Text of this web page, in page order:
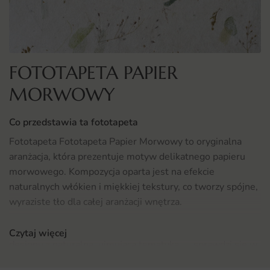
FOTOTAPETA PAPIER
MORWOWY
Co przedstawia ta fototapeta
Fototapeta Fototapeta Papier Morwowy to oryginalna
aranżacja, która prezentuje motyw delikatnego papieru
morwowego. Kompozycja oparta jest na efekcie
naturalnych włókien i miękkiej tekstury, co tworzy spójne,
wyraziste tło dla całej aranżacji wnętrza.
To propozycja, która łączy estetykę współczesnego
Czytaj więcej